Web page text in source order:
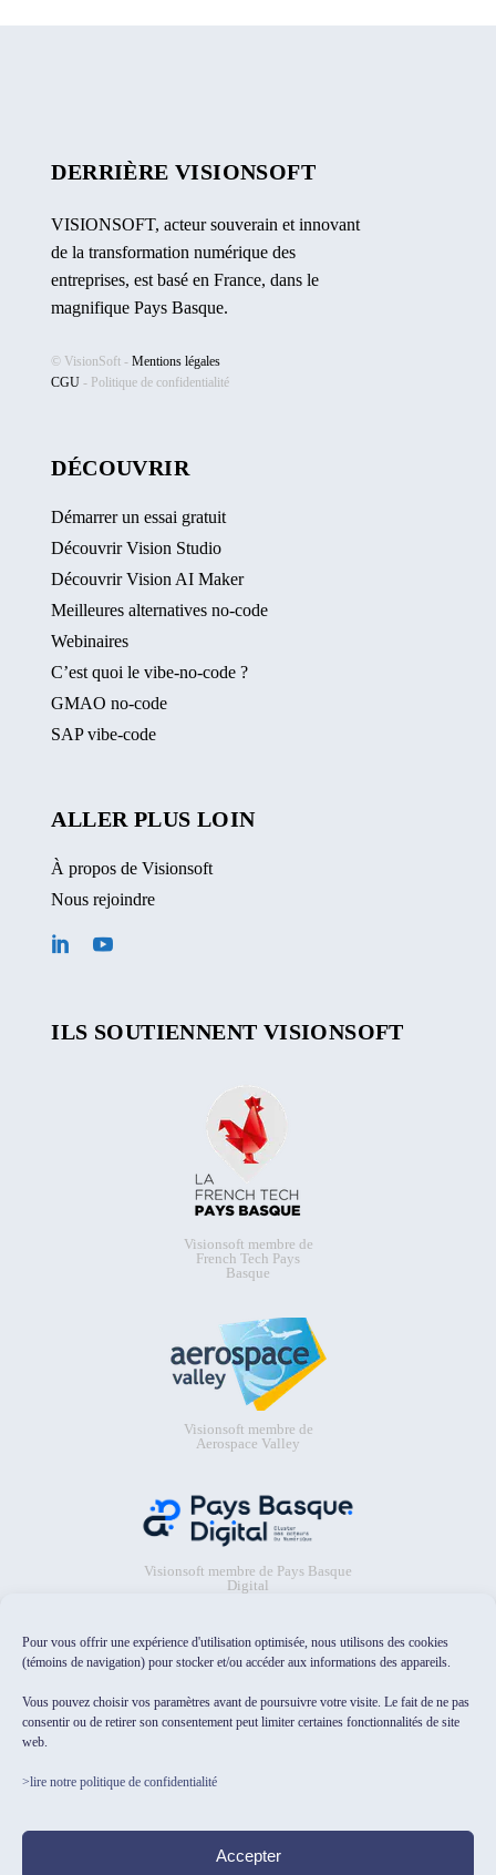
Pour vous offrir une expérience d'utilisation optimisée, nous utilisons des cookies
(témoins de navigation) pour stocker et/ou accéder aux informations des appareils.
Vous pouvez choisir vos paramètres avant de poursuivre votre visite. Le fait de ne pas
consentir ou de retirer son consentement peut limiter certaines fonctionnalités de site
web.
>lire notre politique de confidentialité
Accepter
DERRIÈRE VISIONSOFT
VISIONSOFT, acteur souverain et innovant
de la transformation numérique des
entreprises, est basé en France, dans le
magnifique Pays Basque.
© VisionSoft -Mentions légales
CGU - Politique de confidentialité
DÉCOUVRIR
Démarrer un essai gratuit
Découvrir Vision Studio
Découvrir Vision AI Maker
Meilleures alternatives no-code
Webinaires
C’est quoi le vibe-no-code ?
GMAO no-code
SAP vibe-code
ALLER PLUS LOIN
À propos de Visionsoft
Nous rejoindre
ILS SOUTIENNENT VISIONSOFT
Visionsoft membre de
French Tech Pays
Basque
Visionsoft membre de
Aerospace Valley
Visionsoft membre de Pays Basque
Digital
catalogue Osez l'IA pour les PME/TPE
de HubFranceIA